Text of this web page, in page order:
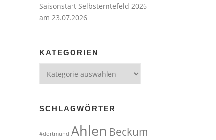
Saisonstart Selbsterntefeld 2026
am 23.07.2026
KATEGORIEN
SCHLAGWÖRTER
#dortmund Ahlen Beckum